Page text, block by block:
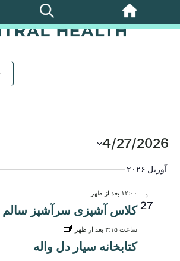
پرش
به
رویدادها
4/27/2026
را
کنید.
آوریل ۲۰۲۶
د
27
۱۲:۰۰ بعد از ظهر
کلاس آشپزی سرآشپز سالم
ساعت ۳:۱۵ بعد از ظهر
کتابخانه سیار دل واله